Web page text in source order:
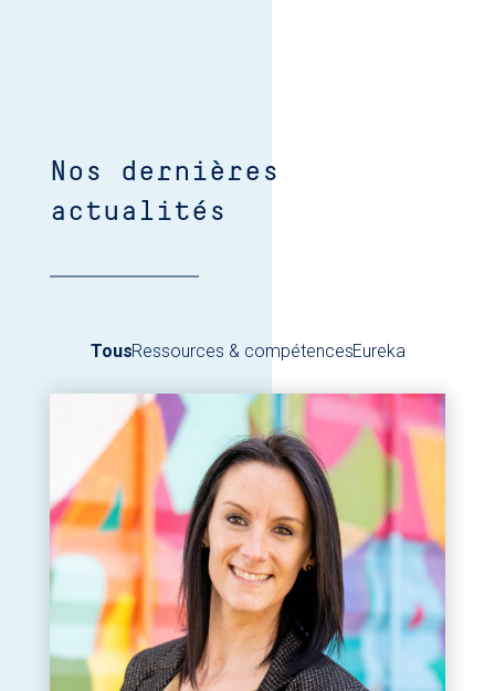
Nos dernières
actualités
TousRessources & compétencesEureka